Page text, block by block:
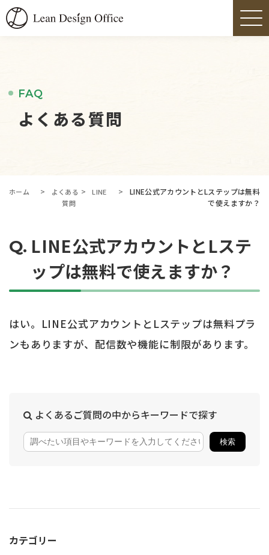
FAQ
よくある質問
ホーム >
よくある
質問
> LINE >
LINE公式アカウントとLステップは無料
で使えますか？
LINE公式アカウントとLステ
ップは無料で使えますか？
はい。LINE公式アカウントとLステップは無料プラ
ンもありますが、配信数や機能に制限があります。
よくあるご質問の中からキーワードで探す
カテゴリー